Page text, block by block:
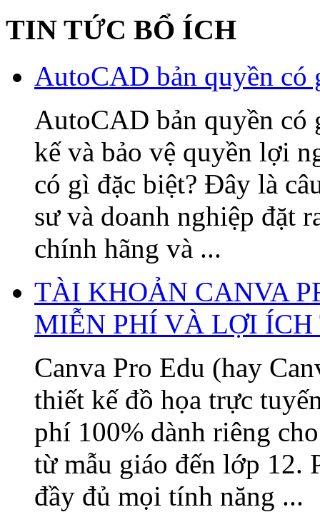
TIN TỨC BỔ ÍCH
AutoCAD bản quyền có
AutoCAD bản quyền có
kế và bảo vệ quyền lợi
có gì đặc biệt? Đây là
sư và doanh nghiệp đặt
chính hãng và ...
TÀI KHOẢN CANVA
MIỄN PHÍ VÀ LỢI
Canva Pro Edu (hay
thiết kế đồ họa trực
phí 100% dành riêng
từ mẫu giáo đến lớp 12.
đầy đủ mọi tính năng ...